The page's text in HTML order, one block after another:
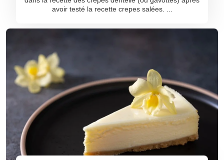
avoir testé la recette crepes salées. ...